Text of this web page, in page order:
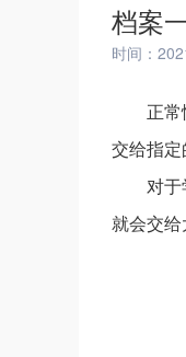
档案
时间：
正
交给指
对
就会交给